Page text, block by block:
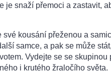
je snaží přemoci a zastavit,
kousání přeženou a
samce, a pak se může
Vydejte se se skupinou
i krutého žraločího světa.